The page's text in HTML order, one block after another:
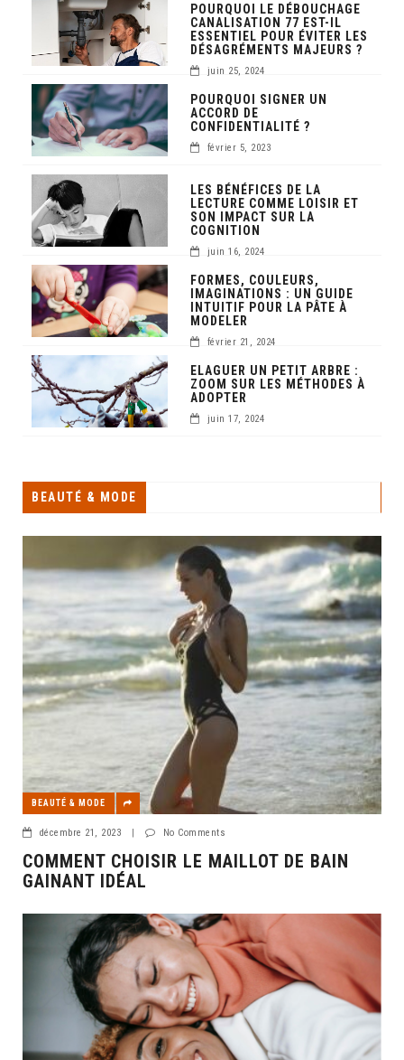
POURQUOI LE DÉBOUCHAGE
CANALISATION 77 EST-IL
ESSENTIEL POUR ÉVITER LES
DÉSAGRÉMENTS MAJEURS ?
juin 25, 2024
POURQUOI SIGNER UN
ACCORD DE
CONFIDENTIALITÉ ?
février 5, 2023
LES BÉNÉFICES DE LA
LECTURE COMME LOISIR ET
SON IMPACT SUR LA
COGNITION
juin 16, 2024
FORMES, COULEURS,
IMAGINATIONS : UN GUIDE
INTUITIF POUR LA PÂTE À
MODELER
février 21, 2024
ELAGUER UN PETIT ARBRE :
ZOOM SUR LES MÉTHODES À
ADOPTER
juin 17, 2024
BEAUTÉ & MODE
BEAUTÉ & MODE
décembre 21, 2023 No Comments
COMMENT CHOISIR LE MAILLOT DE BAIN
GAINANT IDÉAL